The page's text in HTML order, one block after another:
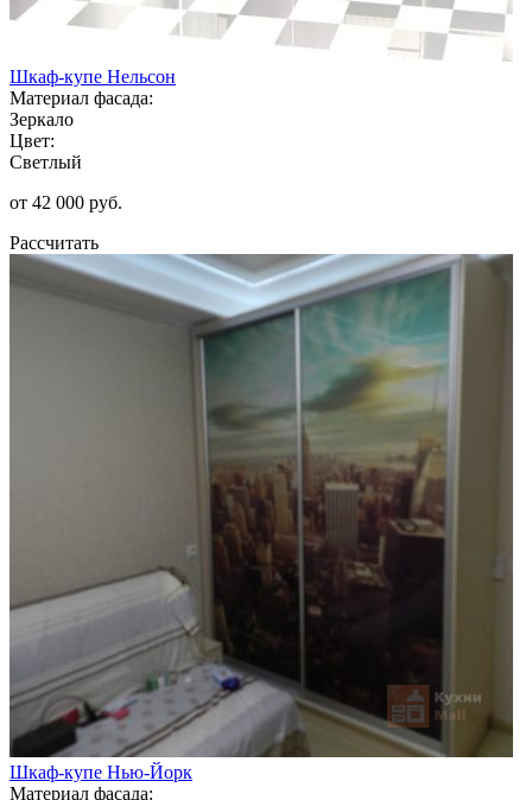
Шкаф-купе Нельсон
Материал фасада:
Зеркало
Цвет:
Светлый
от 42 000 руб.
Рассчитать
Шкаф-купе Нью-Йорк
Материал фасада: